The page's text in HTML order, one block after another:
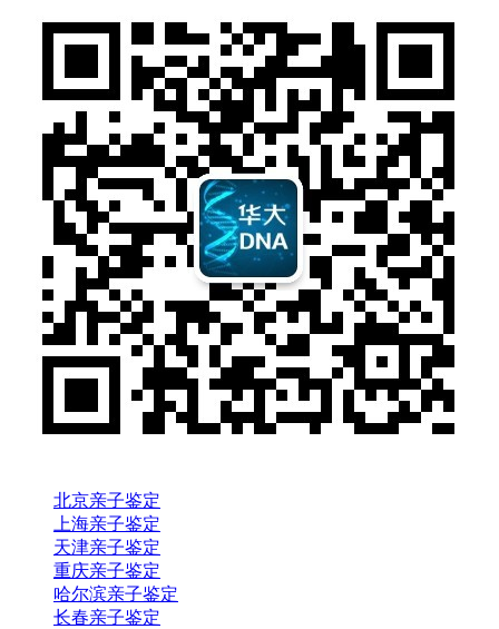
北京亲子鉴定
上海亲子鉴定
天津亲子鉴定
重庆亲子鉴定
哈尔滨亲子鉴定
长春亲子鉴定